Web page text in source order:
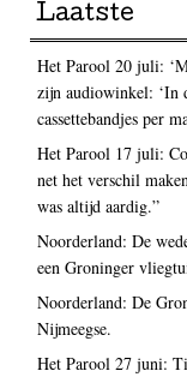
Laatste
Het Parool 20 juli:
zijn audiowinkel: ‘In
cassettebandjes per
Het Parool 17 juli:
net het verschil
was altijd aardig.”
Noorderland: De
een Groninger
Noorderland: De
Nijmeegse.
Het Parool 27 juni: